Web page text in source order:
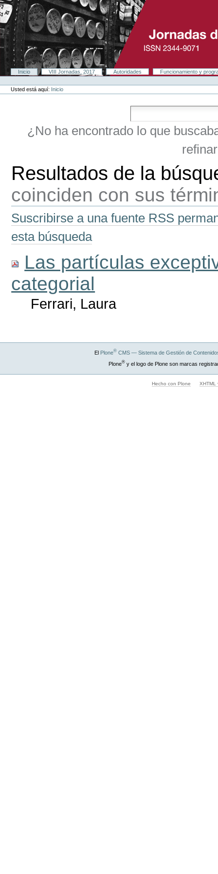
Cambiar
a
contenido.
|
Saltar
navegación
Secciones
Inicio VIII Jornadas, 2017 Autoridades
Funcionamiento y
Herramientas
Personales
Usted está aquí: Inicio
¿No ha encontrado lo que
Resultados de la
coinciden con sus
Suscribirse a una fuente RSS
esta búsqueda
Las partículas
categorial
Ferrari, Laura
El Plone®CMS — Sistema de Gestión de
Plone®y el logo de Plone son marcas
Hecho con Plone XHTML